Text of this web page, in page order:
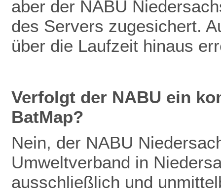
aber der NABU
des Servers zugesichert.
über die Laufzeit hinaus
Verfolgt der NABU ein
BatMap?
Nein, der NABU
Umweltverband in
ausschließlich und